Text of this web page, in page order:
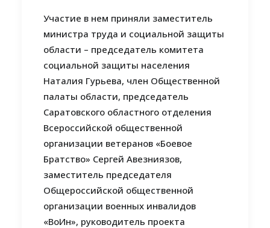
Участие в нем приняли заместитель
министра труда и социальной защиты
области – председатель комитета
социальной защиты населения
Наталия Гурьева, член Общественной
палаты области, председатель
Саратовского областного отделения
Всероссийской общественной
организации ветеранов «Боевое
Братство» Сергей Авезниязов,
заместитель председателя
Общероссийской общественной
организации военных инвалидов
«ВоИн», руководитель проекта